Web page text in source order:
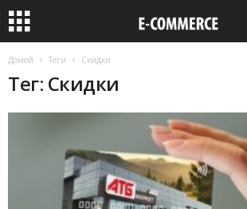
Домой Теги Скидки
Тег: Скидки